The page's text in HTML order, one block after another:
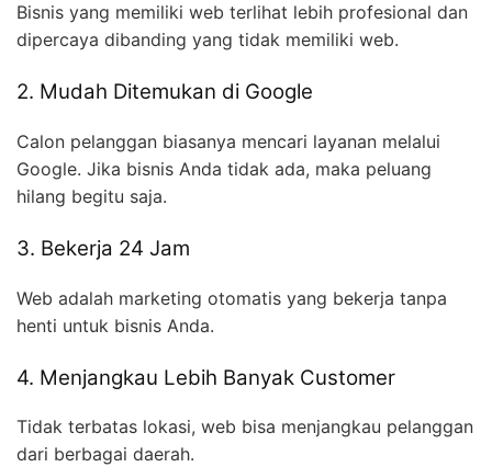
Bisnis yang memiliki web terlihat lebih profesional dan
dipercaya dibanding yang tidak memiliki web.
2. Mudah Ditemukan di Google
Calon pelanggan biasanya mencari layanan melalui
Google. Jika bisnis Anda tidak ada, maka peluang
hilang begitu saja.
3. Bekerja 24 Jam
Web adalah marketing otomatis yang bekerja tanpa
henti untuk bisnis Anda.
4. Menjangkau Lebih Banyak Customer
Tidak terbatas lokasi, web bisa menjangkau pelanggan
dari berbagai daerah.